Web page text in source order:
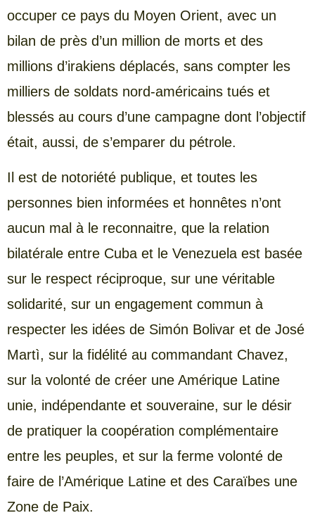
occuper ce pays du Moyen Orient, avec un
bilan de près d’un million de morts et des
millions d’irakiens déplacés, sans compter les
milliers de soldats nord-américains tués et
blessés au cours d’une campagne dont l’objectif
était, aussi, de s’emparer du pétrole.
Il est de notoriété publique, et toutes les
personnes bien informées et honnêtes n’ont
aucun mal à le reconnaitre, que la relation
bilatérale entre Cuba et le Venezuela est basée
sur le respect réciproque, sur une véritable
solidarité, sur un engagement commun à
respecter les idées de Simón Bolivar et de José
Martì, sur la fidélité au commandant Chavez,
sur la volonté de créer une Amérique Latine
unie, indépendante et souveraine, sur le désir
de pratiquer la coopération complémentaire
entre les peuples, et sur la ferme volonté de
faire de l’Amérique Latine et des Caraïbes une
Zone de Paix.